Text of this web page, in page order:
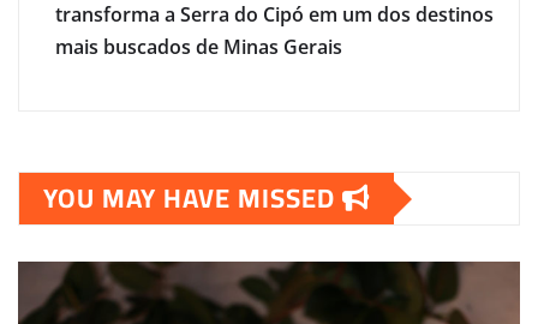
transforma a Serra do Cipó em um dos destinos
mais buscados de Minas Gerais
YOU MAY HAVE MISSED